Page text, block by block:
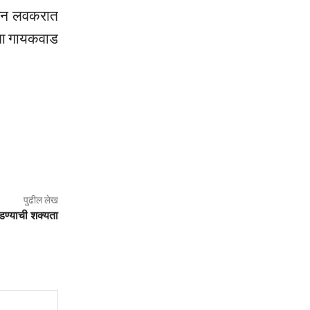
लवकरात
गायकवाड
पुढील लेख
शक्यता